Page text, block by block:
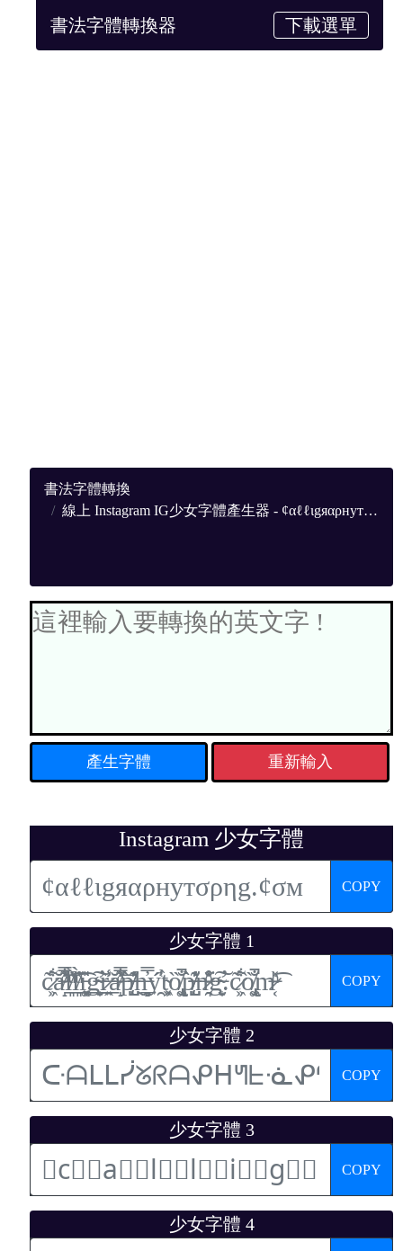
書法字體轉換器 下載選單
書法字體轉換
線上 Instagram IG少女字體產生器 - ¢αℓℓιgяαρнутσρηg
重新輸入
Instagram 少女字體
COPY
少女字體 1
COPY
少女字體 2
COPY
少女字體 3
COPY
少女字體 4